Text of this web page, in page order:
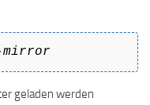
geladen werden